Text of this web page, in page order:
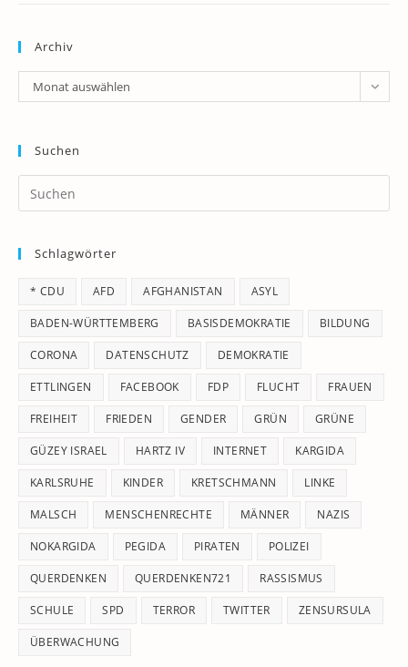
Archiv
Archiv
Monat auswählen
Suchen
Schlagwörter
* CDU AFD AFGHANISTAN ASYL
BADEN-WÜRTTEMBERG BASISDEMOKRATIE BILDUNG
CORONA DATENSCHUTZ DEMOKRATIE
ETTLINGEN FACEBOOK FDP FLUCHT FRAUEN
FREIHEIT FRIEDEN GENDER GRÜN GRÜNE
GÜZEY ISRAEL HARTZ IV INTERNET KARGIDA
KARLSRUHE KINDER KRETSCHMANN LINKE
MALSCH MENSCHENRECHTE MÄNNER NAZIS
NOKARGIDA PEGIDA PIRATEN POLIZEI
QUERDENKEN QUERDENKEN721 RASSISMUS
SCHULE SPD TERROR TWITTER ZENSURSULA
ÜBERWACHUNG